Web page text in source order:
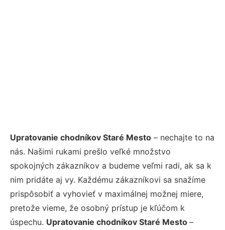
Upratovanie chodníkov Staré Mesto – nechajte to na
nás. Našimi rukami prešlo veľké množstvo
spokojných zákazníkov a budeme veľmi radi, ak sa k
nim pridáte aj vy. Každému zákazníkovi sa snažíme
prispôsobiť a vyhovieť v maximálnej možnej miere,
pretože vieme, že osobný prístup je kľúčom k
úspechu. Upratovanie chodníkov Staré Mesto –